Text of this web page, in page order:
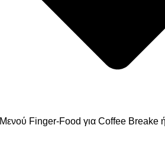
Μενού Finger-Food για Coffee Breake